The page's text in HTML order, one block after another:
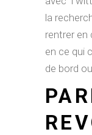
la
rentrer
en ce qui
de bord